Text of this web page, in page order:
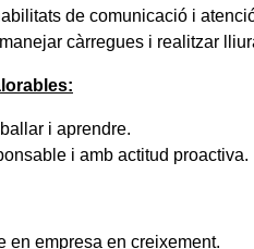
de comunicació i
càrregues i realitzar
i aprendre.
i amb actitud proactiva.
en empresa en creixement.